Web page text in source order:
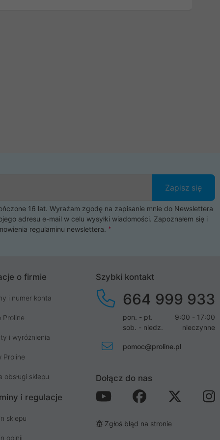
Zapisz się
16 lat. Wyrażam zgodę na zapisanie mnie do Newslettera
adresu e-mail w celu wysyłki wiadomości. Zapoznałem się i
regulaminu newslettera.
o firmie
i numer konta
Proline
i wyróżnienia
Proline
obsługi sklepu
i regulacje
sklepu
opinii
Szybki kontakt
664 999 933
pon. - pt.
9:00 - 17:00
sob. - niedz.
nieczynne
pomoc@proline.pl
Dołącz do nas
Zgłoś błąd na stronie